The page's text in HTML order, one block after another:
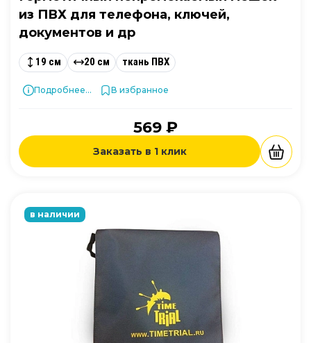
из ПВХ для телефона, ключей,
документов и др
19 см 20 см ткань ПВХ
Подробнее... В избранное
569 ₽
Заказать в 1 клик
в наличии